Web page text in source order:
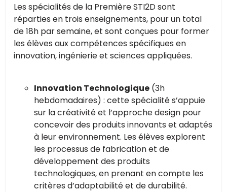
Les spécialités de la Première STI2D sont
réparties en trois enseignements, pour un total
de 18h par semaine, et sont conçues pour former
les élèves aux compétences spécifiques en
innovation, ingénierie et sciences appliquées.
Innovation Technologique (3h
hebdomadaires) : cette spécialité s’appuie
sur la créativité et l’approche design pour
concevoir des produits innovants et adaptés
à leur environnement. Les élèves explorent
les processus de fabrication et de
développement des produits
technologiques, en prenant en compte les
critères d’adaptabilité et de durabilité.